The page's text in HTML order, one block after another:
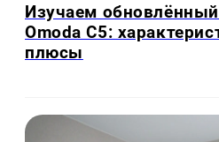
Изучаем
Omoda C5:
плюсы